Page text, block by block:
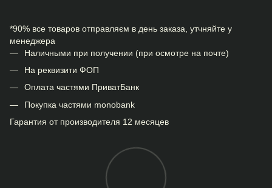
*90% все товаров отправляєм в день заказа, утчняйте у
менеджера
Наличными при получении (при осмотре на почте)
На реквизити ФОП
Оплата частями ПриватБанк
Покупка частями monobank
Гарантия от производителя 12 месяцев